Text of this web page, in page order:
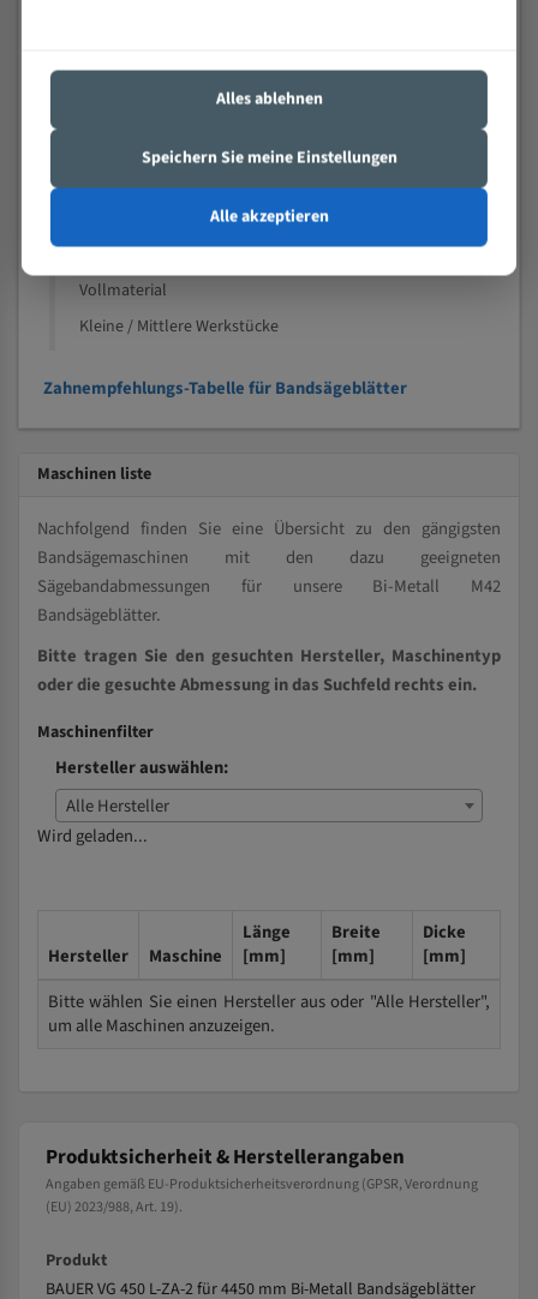
Nichteisenmetalle
Speziell entwickelt für Profile / Rohre
Vollmaterial
Kleine / Mittlere Werkstücke
Zahnempfehlungs-Tabelle für Bandsägeblätter
Maschinen liste
Nachfolgend finden Sie eine Übersicht zu den gängigsten
Bandsägemaschinen mit den dazu geeigneten
Sägebandabmessungen für unsere Bi-Metall M42
Bandsägeblätter.
Bitte tragen Sie den gesuchten Hersteller, Maschinentyp
oder die gesuchte Abmessung in das Suchfeld rechts ein.
Maschinenfilter
Hersteller auswählen:
Alle Hersteller
Wird geladen...
Hersteller Maschine
Länge
[mm]
Breite
[mm]
Dicke
[mm]
Bitte wählen Sie einen Hersteller aus oder "Alle Hersteller",
um alle Maschinen anzuzeigen.
Produktsicherheit & Herstellerangaben
Angaben gemäß EU-Produktsicherheitsverordnung (GPSR, Verordnung
(EU) 2023/988, Art. 19).
Produkt
BAUER VG 450 L-ZA-2 für 4450 mm Bi-Metall Bandsägeblätter
Alles ablehnen
Speichern Sie meine Einstellungen
Alle akzeptieren